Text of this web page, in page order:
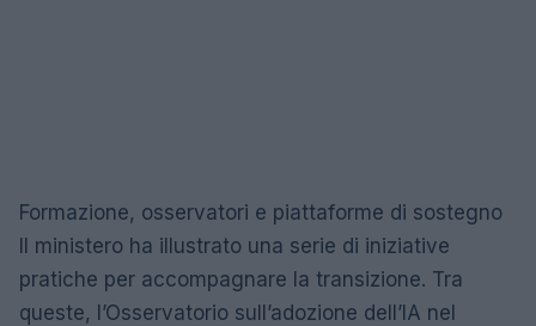
Formazione, osservatori e piattaforme di sostegno
Il ministero ha illustrato una serie di iniziative
pratiche per accompagnare la transizione. Tra
queste, l’Osservatorio sull’adozione dell’IA nel